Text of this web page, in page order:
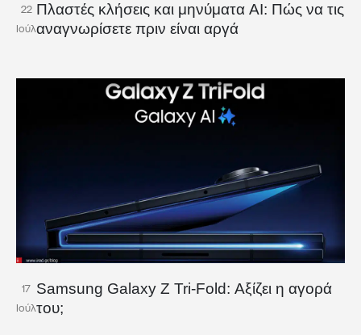
22
Ιούλ
Πλαστές κλήσεις και μηνύματα AI: Πώς να τις
αναγνωρίσετε πριν είναι αργά
17
Ιούλ
Samsung Galaxy Z Tri-Fold: Αξίζει η αγορά
του;